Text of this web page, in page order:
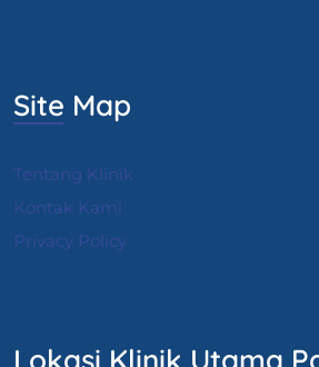
Site Map
Tentang Klinik
Kontak Kami
Privacy Policy
Lokasi Klinik Utama